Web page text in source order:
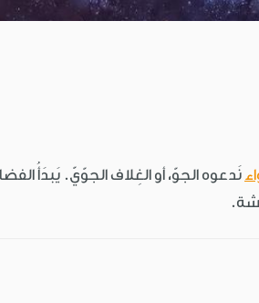
نَدعوه الجوّ، أو الغِلاف الجوّيّ. يَبدَأُ